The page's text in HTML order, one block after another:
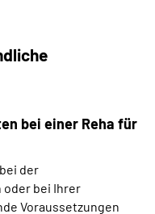
bei einer Reha für
der
oder bei Ihrer
Voraussetzungen